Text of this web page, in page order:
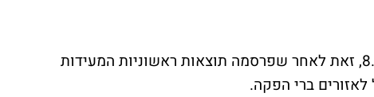
יחידות ההשתתפות של גבעות יהש זינקו ב-8.9%, זאת לאחר שפרסמה תוצאות ראשוניות המעידות
ברי הפקה.